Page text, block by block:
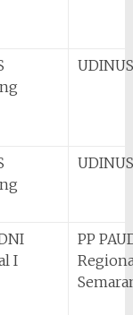
I
PP